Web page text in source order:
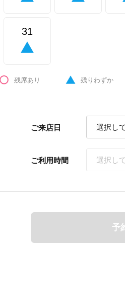
31
残席あり 残りわずか
ご来店日
ご利用時間
予